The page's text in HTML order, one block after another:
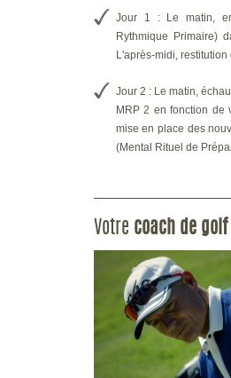
Jour 1 : Le matin,
Rythmique Primaire)
L'après-midi,
Jour 2 : Le matin,
MRP 2 en fonction de
mise en place des
(Mental Rituel de
Votre coach de golf